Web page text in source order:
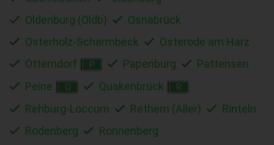
Oldenburg (Oldb)
Osnabrück
Osterholz-Scharmbeck
Osterode am Harz
Otterndorf
P Papenburg
Pattensen
Peine
Q Quakenbrück R
Rehburg-Loccum Rethem (Aller)
Rinteln
Rodenberg
Ronnenberg